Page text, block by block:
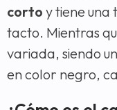
corto y tiene una
tacto. Mientras
variada, siendo
en color negro,